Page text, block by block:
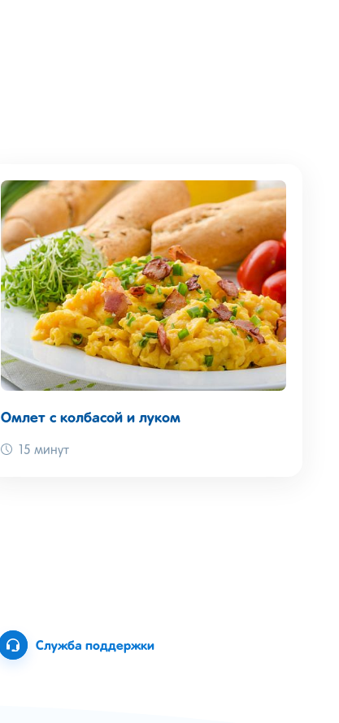
Омлет с колбасой и луком
15 минут
Служба поддержки